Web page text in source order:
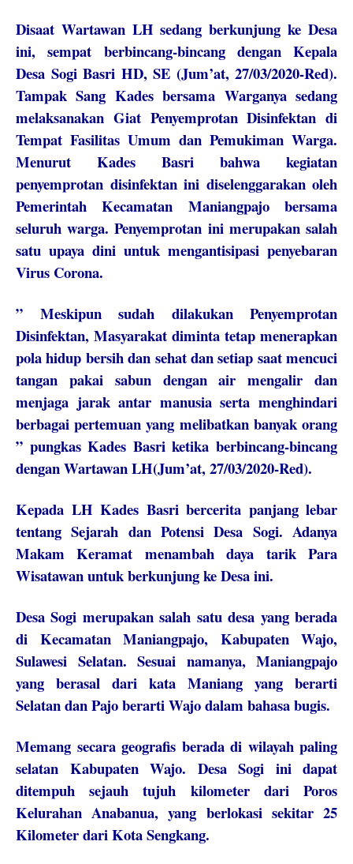
Disaat Wartawan LH sedang berkunjung ke Desa
ini, sempat berbincang-bincang dengan Kepala
Desa Sogi Basri HD, SE (Jum’at, 27/03/2020-Red).
Tampak Sang Kades bersama Warganya sedang
melaksanakan Giat Penyemprotan Disinfektan di
Tempat Fasilitas Umum dan Pemukiman Warga.
Menurut Kades Basri bahwa kegiatan
penyemprotan disinfektan ini diselenggarakan oleh
Pemerintah Kecamatan Maniangpajo bersama
seluruh warga. Penyemprotan ini merupakan salah
satu upaya dini untuk mengantisipasi penyebaran
Virus Corona.
” Meskipun sudah dilakukan Penyemprotan
Disinfektan, Masyarakat diminta tetap menerapkan
pola hidup bersih dan sehat dan setiap saat mencuci
tangan pakai sabun dengan air mengalir dan
menjaga jarak antar manusia serta menghindari
berbagai pertemuan yang melibatkan banyak orang
” pungkas Kades Basri ketika berbincang-bincang
dengan Wartawan LH(Jum’at, 27/03/2020-Red).
Kepada LH Kades Basri bercerita panjang lebar
tentang Sejarah dan Potensi Desa Sogi. Adanya
Makam Keramat menambah daya tarik Para
Wisatawan untuk berkunjung ke Desa ini.
Desa Sogi merupakan salah satu desa yang berada
di Kecamatan Maniangpajo, Kabupaten Wajo,
Sulawesi Selatan. Sesuai namanya, Maniangpajo
yang berasal dari kata Maniang yang berarti
Selatan dan Pajo berarti Wajo dalam bahasa bugis.
Memang secara geografis berada di wilayah paling
selatan Kabupaten Wajo. Desa Sogi ini dapat
ditempuh sejauh tujuh kilometer dari Poros
Kelurahan Anabanua, yang berlokasi sekitar 25
Kilometer dari Kota Sengkang.